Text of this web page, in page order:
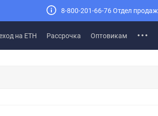
8-800-201-66-76 Отдел продаж
на ЕТН Рассрочка Оптовикам